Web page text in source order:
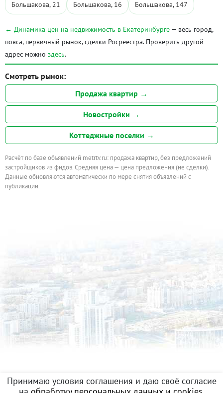
Большакова, 21 Большакова, 16 Большакова, 147
← Динамика цен на недвижимость в Екатеринбурге — весь город,
пояса, первичный рынок, сделки Росреестра. Проверить другой
адрес можно здесь.
Смотреть рынок:
Продажа квартир →
Новостройки →
Коттеджные поселки →
Расчёт по базе объявлений metrtv.ru: продажа квартир, без предложений
застройщиков из фидов. Средняя цена — цена предложения (не сделки).
Данные обновляются автоматически по мере снятия объявлений с
публикации.
Принимаю условия соглашения и даю своё согласие